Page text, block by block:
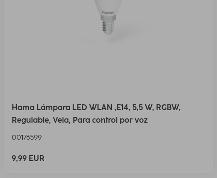
Hama Lámpara LED WLAN ,E14, 5,5 W, RGBW,
Regulable, Vela, Para control por voz
00176599
9,99 EUR